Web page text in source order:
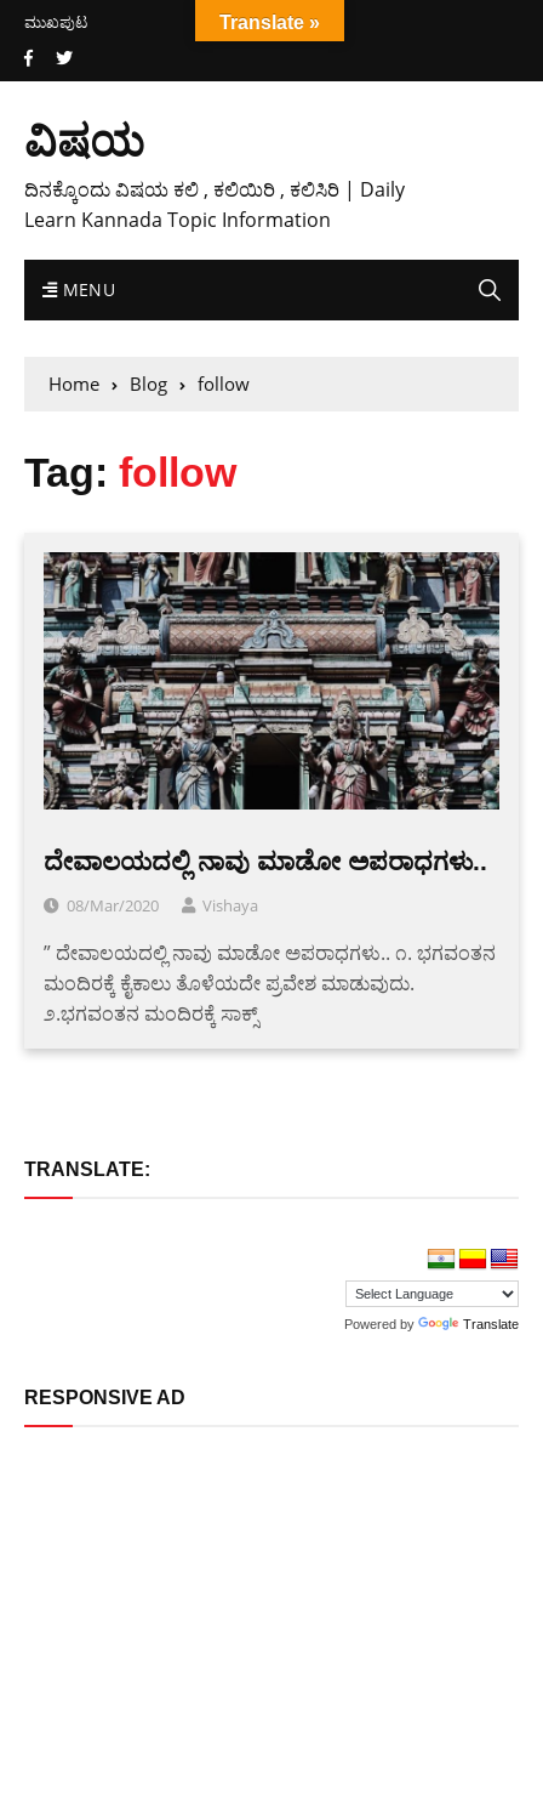
ಮುಖಪುಟ
ವಿಷಯ
ದಿನಕ್ಕೊಂದು ವಿಷಯ ಕಲಿ , ಕಲಿಯಿರಿ , ಕಲಿಸಿರಿ | Daily
Learn Kannada Topic Information
MENU
Home Blog follow
Tag: follow
ದೇವಾಲಯದಲ್ಲಿ ನಾವು ಮಾಡೋ ಅಪರಾಧಗಳು..
08/Mar/2020 Vishaya
” ದೇವಾಲಯದಲ್ಲಿ ನಾವು ಮಾಡೋ ಅಪರಾಧಗಳು.. ೧. ಭಗವಂತನ
ಮಂದಿರಕ್ಕೆ ಕೈಕಾಲು ತೊಳೆಯದೇ ಪ್ರವೇಶ ಮಾಡುವುದು.
೨.ಭಗವಂತನ ಮಂದಿರಕ್ಕೆ ಸಾಕ್ಸ್
TRANSLATE:
Powered by Translate
RESPONSIVE AD
Translate »